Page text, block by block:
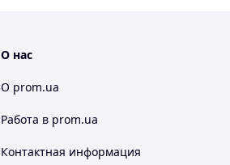
О нас
О prom.ua
Работа в prom.ua
Контактная информация